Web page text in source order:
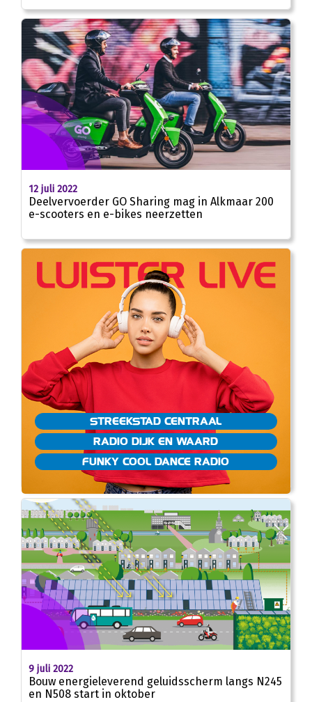
12 juli 2022
Deelvervoerder GO Sharing mag in Alkmaar 200
e-scooters en e-bikes neerzetten
STREEKSTAD CENTRAAL
RADIO DIJK EN WAARD
FUNKY COOL DANCE RADIO
9 juli 2022
Bouw energieleverend geluidsscherm langs N245
en N508 start in oktober